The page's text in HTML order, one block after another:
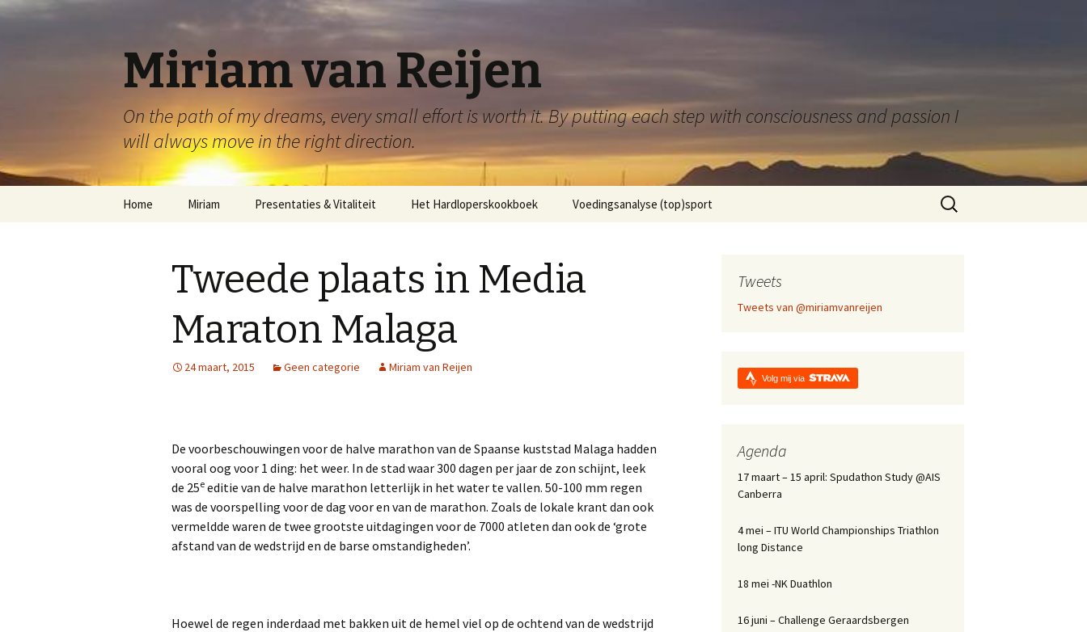
Miriam van Reijen
On the path of my dreams, every small effort is worth it. By putting each step with consciousness and passion I
will always move in the right direction.
Home Miriam Presentaties & Vitaliteit Het Hardloperskookboek Voedingsanalyse (top)sport
Zoeken
naar:
Tweede plaats in Media
Maraton Malaga
24 maart, 2015 Geen categorie Miriam van Reijen
De voorbeschouwingen voor de halve marathon van de Spaanse kuststad Malaga hadden
vooral oog voor 1 ding: het weer. In de stad waar 300 dagen per jaar de zon schijnt, leek
de 25e editie van de halve marathon letterlijk in het water te vallen. 50-100 mm regen
was de voorspelling voor de dag voor en van de marathon. Zoals de lokale krant dan ook
vermeldde waren de twee grootste uitdagingen voor de 7000 atleten dan ook de ‘grote
afstand van de wedstrijd en de barse omstandigheden’.
Hoewel de regen inderdaad met bakken uit de hemel viel op de ochtend van de wedstrijd
Tweets
Tweets van @miriamvanreijen
Volg mij via
Agenda
17 maart – 15 april: Spudathon Study @AIS
Canberra
4 mei – ITU World Championships Triathlon
long Distance
18 mei -NK Duathlon
16 juni – Challenge Geraardsbergen